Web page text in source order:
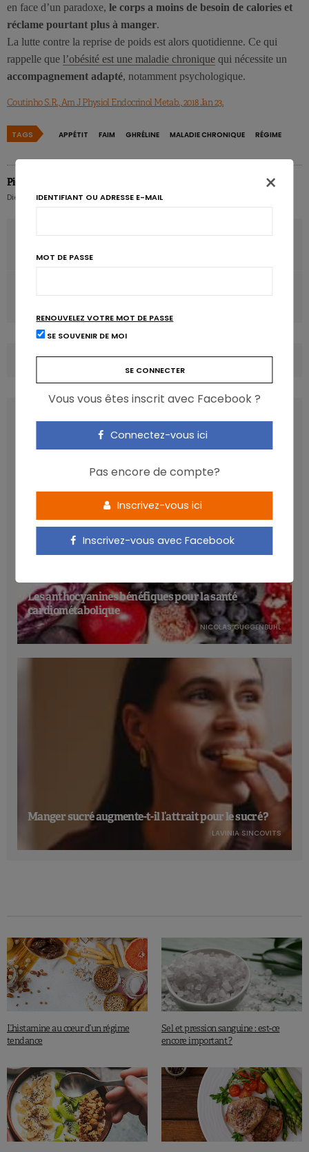
en face d’un paradoxe, le corps a moins de besoin de calories et
réclame pourtant plus à manger.
La lutte contre la reprise de poids est alors quotidienne. Ce qui
rappelle que l’obésité est une maladie chronique qui nécessite un
accompagnement adapté, notamment psychologique.
Coutinho S.R., Am J Physiol Endocrinol Metab., 2018 Jan 23.
TAGS APPÉTIT FAIM GHRÉLINE MALADIE CHRONIQUE RÉGIME
Pierre Pérochon
Diététicien nutritionniste hospitalier
ARTICLE PRÉCÉDENT
COMMENTS(0)
Les anthocyanines bénéfiques pour la santé
cardiométabolique
NICOLAS GUGGENBÜHL
Manger sucré augmente-t-il l’attrait pour le sucré ?
LAVINIA SINCOVITS
L’histamine au cœur d’un régime
tendance
Sel et pression sanguine : est-ce
encore important ?
×
IDENTIFIANT OU ADRESSE E-MAIL
MOT DE PASSE
RENOUVELEZ VOTRE MOT DE PASSE
SE SOUVENIR DE MOI
Vous vous êtes inscrit avec Facebook ?
Connectez-vous ici
Pas encore de compte?
Inscrivez-vous ici
Inscrivez-vous avec Facebook